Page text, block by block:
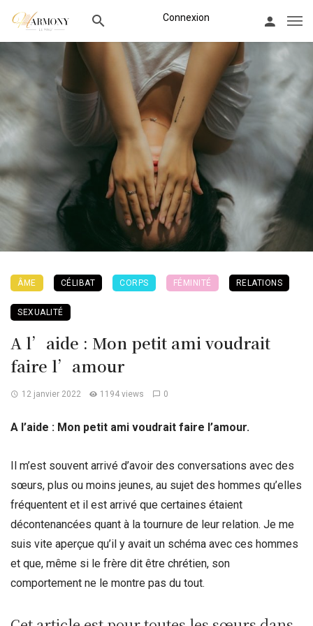
Connexion
ÂME CÉLIBAT CORPS FÉMINITÉ RELATIONS
SEXUALITÉ
A l’aide : Mon petit ami voudrait
faire l’amour
12 janvier 2022 1194 views 0
A l’aide : Mon petit ami voudrait faire l’amour.
Il m’est souvent arrivé d’avoir des conversations avec des
sœurs, plus ou moins jeunes, au sujet des hommes qu’elles
fréquentent et il est arrivé que certaines étaient
décontenancées quant à la tournure de leur relation. Je me
suis vite aperçue qu’il y avait un schéma avec ces hommes
et que, même si le frère dit être chrétien, son
comportement ne le montre pas du tout.